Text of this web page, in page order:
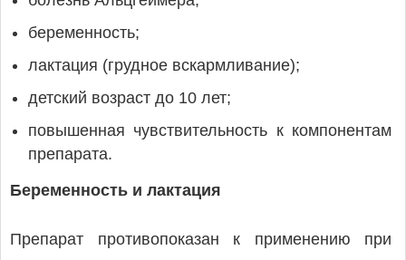
беременность;
лактация (грудное вскармливание);
детский возраст до 10 лет;
повышенная чувствительность к компонентам
препарата.
Беременность и лактация
Препарат противопоказан к применению при